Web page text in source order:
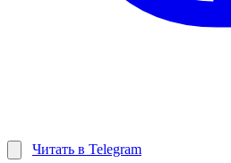
Читать в Telegram